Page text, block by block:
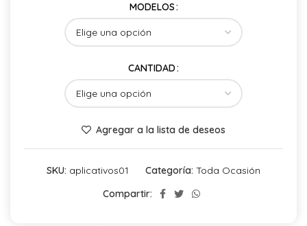
MODELOS
CANTIDAD
Agregar a la lista de deseos
SKU: aplicativos01 Categoría: Toda Ocasión
Compartir: